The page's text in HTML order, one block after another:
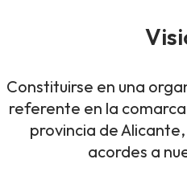
Constituirse en una
referente en la
provincia de
acordes a